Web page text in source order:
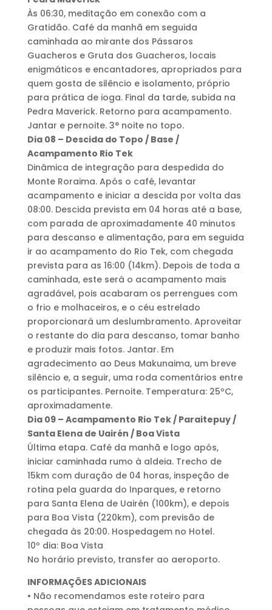
Às 06:30, meditação em conexão com a
Gratidão. Café da manhã em seguida
caminhada ao mirante dos Pássaros
Guacheros e Gruta dos Guacheros, locais
enigmáticos e encantadores, apropriados para
quem gosta de silêncio e isolamento, próprio
para prática de ioga. Final da tarde, subida na
Pedra Maverick. Retorno para acampamento.
Jantar e pernoite. 3° noite no topo.
Dia 08 – Descida do Topo / Base /
Acampamento Rio Tek
Dinâmica de integração para despedida do
Monte Roraima. Após o café, levantar
acampamento e iniciar a descida por volta das
08:00. Descida prevista em 04 horas até a base,
com parada de aproximadamente 40 minutos
para descanso e alimentação, para em seguida
ir ao acampamento do Rio Tek, com chegada
prevista para as 16:00 (14km). Depois de toda a
caminhada, este será o acampamento mais
agradável, pois acabaram os perrengues com
o frio e molhaceiros, e o céu estrelado
proporcionará um deslumbramento. Aproveitar
o restante do dia para descanso, tomar banho
e produzir mais fotos. Jantar. Em
agradecimento ao Deus Makunaima, um breve
silêncio e, a seguir, uma roda comentários entre
os participantes. Pernoite. Temperatura: 25ºC,
aproximadamente.
Dia 09 – Acampamento Rio Tek / Paraitepuy /
Santa Elena de Uairén / Boa Vista
Última etapa. Café da manhã e logo após,
iniciar caminhada rumo à aldeia. Trecho de
15km com duração de 04 horas, inspeção de
rotina pela guarda do Inparques, e retorno
para Santa Elena de Uairén (100km), e depois
para Boa Vista (220km), com previsão de
chegada às 20:00. Hospedagem no Hotel.
10º dia: Boa Vista
No horário previsto, transfer ao aeroporto.
INFORMAÇÕES ADICIONAIS
• Não recomendamos este roteiro para